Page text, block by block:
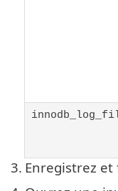
3. Enregistrez